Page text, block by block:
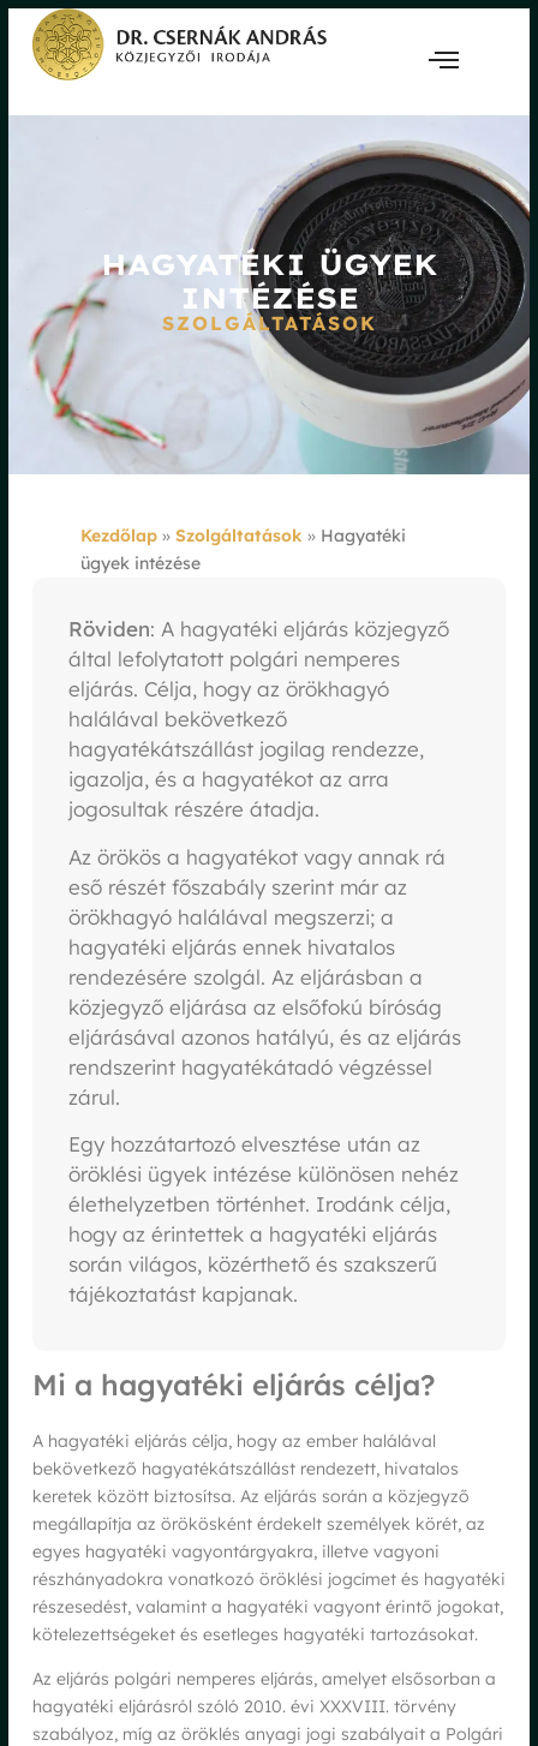
HAGYATÉKI ÜGYEK
INTÉZÉSE
SZOLGÁLTATÁSOK
Kezdőlap » Szolgáltatások » Hagyatéki
ügyek intézése
Röviden: A hagyatéki eljárás közjegyző
által lefolytatott polgári nemperes
eljárás. Célja, hogy az örökhagyó
halálával bekövetkező
hagyatékátszállást jogilag rendezze,
igazolja, és a hagyatékot az arra
jogosultak részére átadja.
Az örökös a hagyatékot vagy annak rá
eső részét főszabály szerint már az
örökhagyó halálával megszerzi; a
hagyatéki eljárás ennek hivatalos
rendezésére szolgál. Az eljárásban a
közjegyző eljárása az elsőfokú bíróság
eljárásával azonos hatályú, és az eljárás
rendszerint hagyatékátadó végzéssel
zárul.
Egy hozzátartozó elvesztése után az
öröklési ügyek intézése különösen nehéz
élethelyzetben történhet. Irodánk célja,
hogy az érintettek a hagyatéki eljárás
során világos, közérthető és szakszerű
tájékoztatást kapjanak.
Mi a hagyatéki eljárás célja?
A hagyatéki eljárás célja, hogy az ember halálával
bekövetkező hagyatékátszállást rendezett, hivatalos
keretek között biztosítsa. Az eljárás során a közjegyző
megállapítja az örökösként érdekelt személyek körét, az
egyes hagyatéki vagyontárgyakra, illetve vagyoni
részhányadokra vonatkozó öröklési jogcímet és hagyatéki
részesedést, valamint a hagyatéki vagyont érintő jogokat,
kötelezettségeket és esetleges hagyatéki tartozásokat.
Az eljárás polgári nemperes eljárás, amelyet elsősorban a
hagyatéki eljárásról szóló 2010. évi XXXVIII. törvény
szabályoz, míg az öröklés anyagi jogi szabályait a Polgári